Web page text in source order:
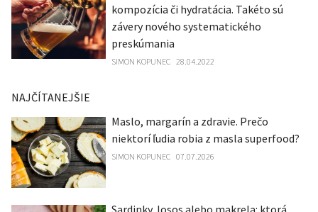
kompozícia či hydratácia. Takéto sú
závery nového systematického
preskúmania
SIMON KOPUNEC 28.04.2022
NAJČÍTANEJŠIE
Maslo, margarín a zdravie. Prečo
niektorí ľudia robia z masla superfood?
SIMON KOPUNEC 07.07.2026
Sardinky, losos alebo makrela: ktorá